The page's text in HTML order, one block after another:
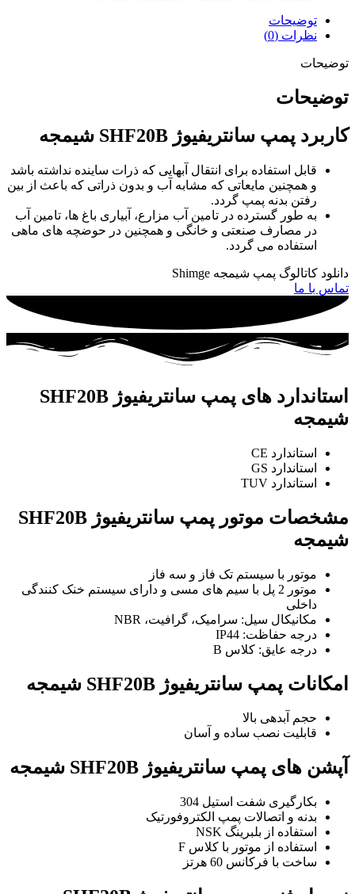
توضیحات
نظرات (0)
توضیحات
توضیحات
کاربرد پمپ سانتریفیوژ SHF20B شیمجه
قابل استفاده برای انتقال آبهایی که ذرات ساینده نداشته باشد
و همچنین مایعاتی که مشابه آب و بدون ذراتی که باعث از بین
رفتن بدنه پمپ گردد.
به طور گسترده در تامین آب مزارع، آبیاری باغ ها، تامین آب
در مصارف صنعتی و خانگی و همچنین در حوضچه های ماهی
استفاده می گردد.
دانلود کاتالوگ پمپ شیمجه Shimge
تماس با ما
استاندارد های پمپ سانتریفیوژ SHF20B
شیمجه
استاندارد CE
استاندارد GS
استاندارد TUV
مشخصات موتور پمپ سانتریفیوژ SHF20B
شیمجه
موتور با سیستم تک فاز و سه فاز
موتور 2 پل با سیم های مسی و دارای سیستم خنک کنندگی
داخلی
مکانیکال سیل: سرامیک، گرافیت، NBR
درجه حفاظت: IP44
درجه عایق: کلاس B
امکانات پمپ سانتریفیوژ SHF20B شیمجه
حجم آبدهی بالا
قابلیت نصب ساده و آسان
آپشن های پمپ سانتریفیوژ SHF20B شیمجه
بکارگیری شفت استیل 304
بدنه و اتصالات پمپ الکتروفورتیک
استفاده از بلبرینگ NSK
استفاده از موتور با کلاس F
ساخت با فرکانس 60 هرتز